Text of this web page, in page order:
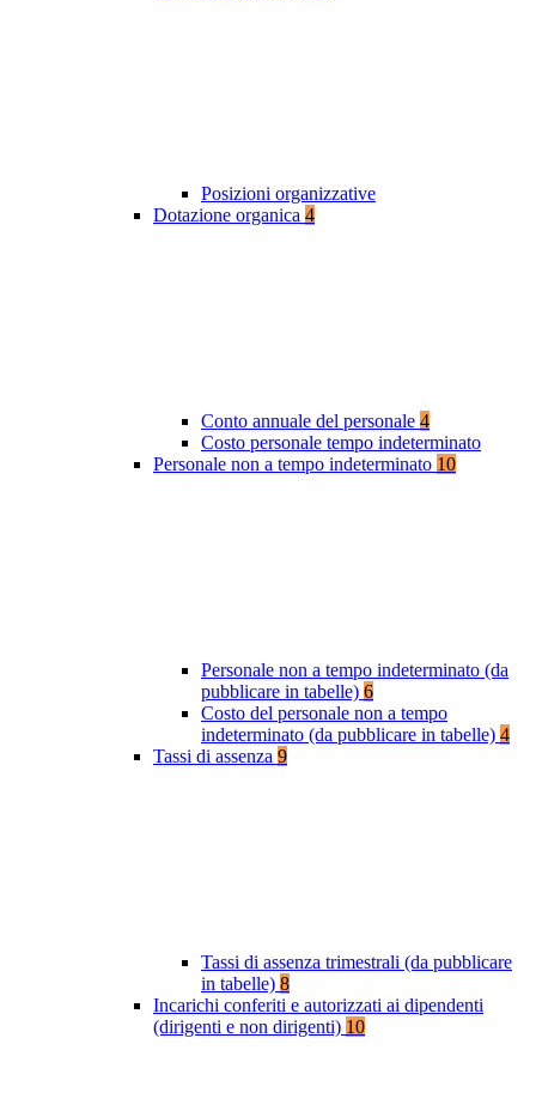
Posizioni organizzative
Dotazione organica 4
Conto annuale del personale 4
Costo personale tempo indeterminato
Personale non a tempo indeterminato 10
Personale non a tempo indeterminato (da
pubblicare in tabelle) 6
Costo del personale non a tempo
indeterminato (da pubblicare in tabelle) 4
Tassi di assenza 9
Tassi di assenza trimestrali (da pubblicare
in tabelle) 8
Incarichi conferiti e autorizzati ai dipendenti
(dirigenti e non dirigenti) 10